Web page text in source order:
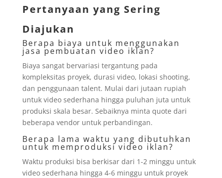
Pertanyaan yang Sering
Diajukan
Berapa biaya untuk menggunakan
jasa pembuatan video iklan?
Biaya sangat bervariasi tergantung pada
kompleksitas proyek, durasi video, lokasi shooting,
dan penggunaan talent. Mulai dari jutaan rupiah
untuk video sederhana hingga puluhan juta untuk
produksi skala besar. Sebaiknya minta quote dari
beberapa vendor untuk perbandingan.
Berapa lama waktu yang dibutuhkan
untuk memproduksi video iklan?
Waktu produksi bisa berkisar dari 1-2 minggu untuk
video sederhana hingga 4-6 minggu untuk proyek